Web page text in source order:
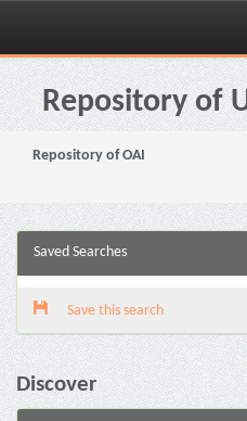
Skip
navigationRepository of
Repository of OAI
Saved Searches
Save this search
Discover